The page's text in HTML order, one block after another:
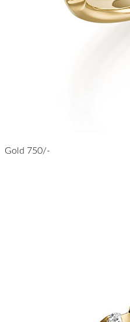
Gold 750/-